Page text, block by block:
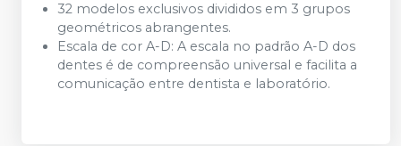
32 modelos exclusivos divididos em 3 grupos
geométricos abrangentes.
Escala de cor A-D: A escala no padrão A-D dos
dentes é de compreensão universal e facilita a
comunicação entre dentista e laboratório.